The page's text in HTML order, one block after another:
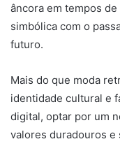
âncora em tempos
simbólica com o
futuro.
Mais do que moda
identidade cultural e
digital, optar por um
valores duradouros e